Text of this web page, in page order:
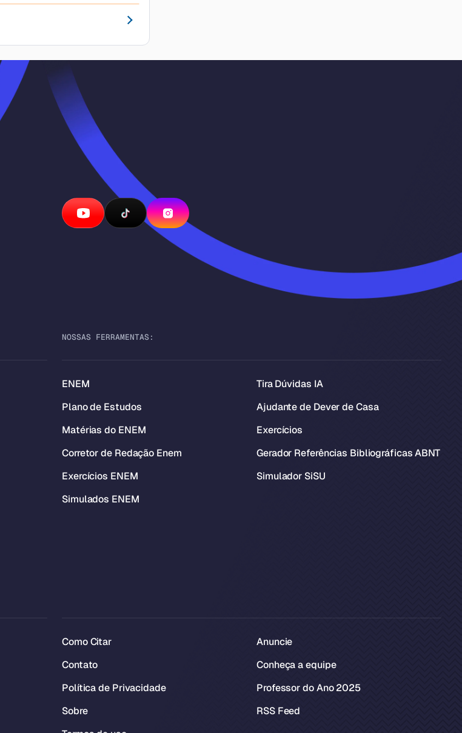
NOSSAS FERRAMENTAS:
ENEM
Plano de Estudos
Matérias do ENEM
Corretor de Redação Enem
Exercícios ENEM
Simulados ENEM
Tira Dúvidas IA
Ajudante de Dever de Casa
Exercícios
Gerador Referências Bibliográficas ABNT
Simulador SiSU
Como Citar
Contato
Política de Privacidade
Sobre
Anuncie
Conheça a equipe
Professor do Ano 2025
RSS Feed